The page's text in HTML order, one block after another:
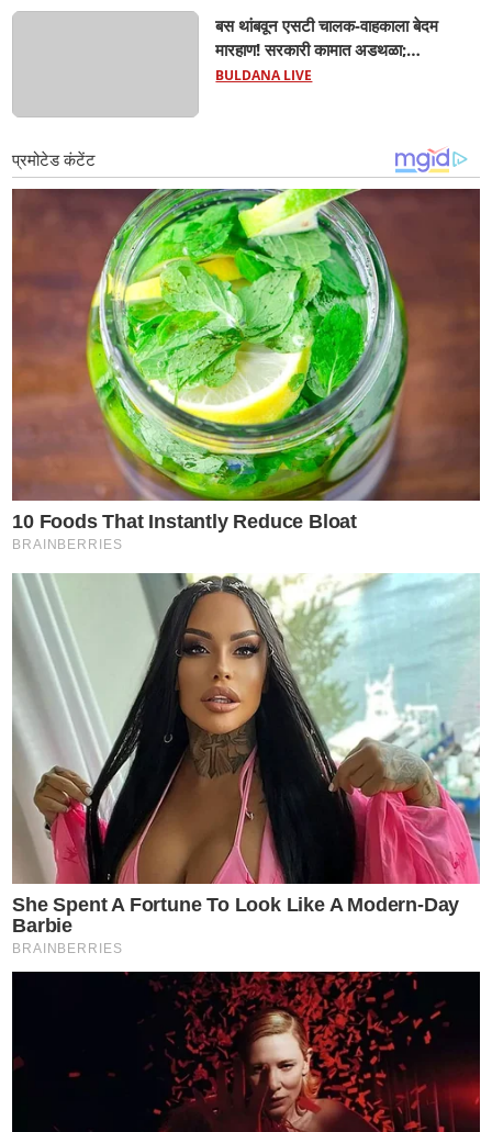
बस थांबवून एसटी चालक-वाहकाला बेदम
मारहाण! सरकारी कामात अडथळा;
प्रवाशांसमोर धिंगाणा घालणाऱ्या तिघांविरुद्ध
BULDANA LIVE